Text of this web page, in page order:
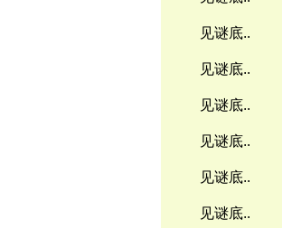
见谜底..
见谜底..
见谜底..
见谜底..
见谜底..
见谜底..